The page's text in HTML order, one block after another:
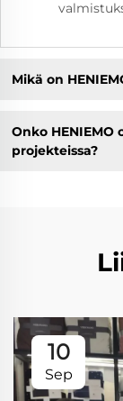
Mikä on
Onko
projekteissa?
10
Sep